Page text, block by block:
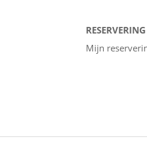
RESERVERING
Mijn